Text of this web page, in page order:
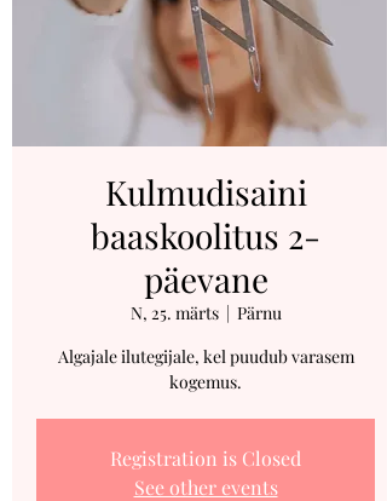
Kulmudisaini
baaskoolitus 2-
päevane
N, 25. märts
  |
Pärnu
Algajale ilutegijale, kel puudub varasem
kogemus.
Registration is Closed
See other events